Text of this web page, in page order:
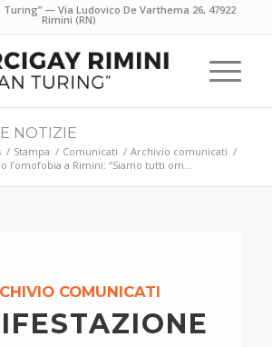
Turing” — Via Ludovico De Varthema 26, 47922
Rimini (RN)
NOTIZIE
/ Stampa / Comunicati / Archivio comunicati /
l’omofobia a Rimini: “Siamo tutti om...
COMUNICATI